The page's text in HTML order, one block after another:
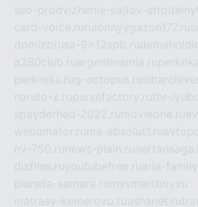
seo-prodvizhenie-sajtov-
card-voice.ru rulonnyygazon177.ru
domizbrusa-9x12spb.ru
a380club.ruargentinamia.ru
perk-oka.rug-octopus.ru
naruto-x.rupursefactory.rutor-
spayderhed-2022.ru movieone.ru
webamator.ru ma-absolut1.ru
nv-750.ru news-plain.ru
dizfiles.ruyoutubefree.ruaria-
planeta-samara.ru mysmartbuy.ru
matrasy-kemerovo.ruashanet.ru